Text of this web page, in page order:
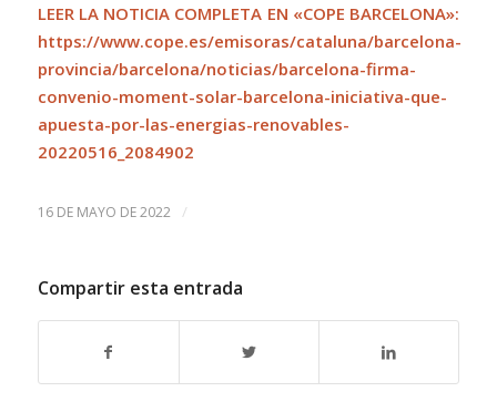
LEER LA NOTICIA COMPLETA EN «COPE BARCELONA»:
https://www.cope.es/emisoras/cataluna/barcelona-
provincia/barcelona/noticias/barcelona-firma-
convenio-moment-solar-barcelona-iniciativa-que-
apuesta-por-las-energias-renovables-
20220516_2084902
16 DE MAYO DE 2022 /
Compartir esta entrada